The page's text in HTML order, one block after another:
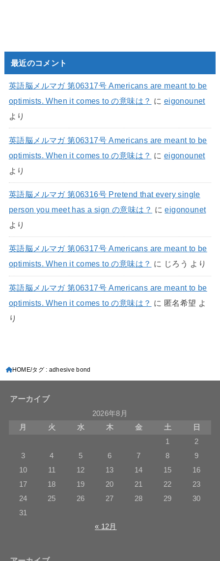
最近のコメント
英語脳メルマガ 第06317号 Americans are meant to be
optimists. When it comes to の意味は？ に eigonounet
より
英語脳メルマガ 第06317号 Americans are meant to be
optimists. When it comes to の意味は？ に eigonounet
より
英語脳メルマガ 第06316号 Pretend that every single
person you meet has a sign の意味は？ にeigonounet
より
英語脳メルマガ 第06317号 Americans are meant to be
optimists. When it comes to の意味は？ に じろう より
英語脳メルマガ 第06317号 Americans are meant to be
optimists. When it comes to の意味は？ に 匿名希望 よ
り
HOME タグ : adhesive bond
アーカイブ
2026年8月
月
火 水 木 金 土
日
1
2
3
4 5 6 7 8
9
10
11 12 13 14 15
16
17
18 19 20 21 22
23
24
25 26 27 28 29
30
31
« 12月